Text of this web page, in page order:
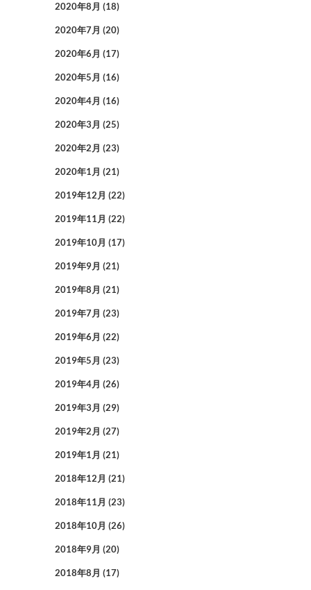
2020年8月 (18)
2020年7月 (20)
2020年6月 (17)
2020年5月 (16)
2020年4月 (16)
2020年3月 (25)
2020年2月 (23)
2020年1月 (21)
2019年12月 (22)
2019年11月 (22)
2019年10月 (17)
2019年9月 (21)
2019年8月 (21)
2019年7月 (23)
2019年6月 (22)
2019年5月 (23)
2019年4月 (26)
2019年3月 (29)
2019年2月 (27)
2019年1月 (21)
2018年12月 (21)
2018年11月 (23)
2018年10月 (26)
2018年9月 (20)
2018年8月 (17)